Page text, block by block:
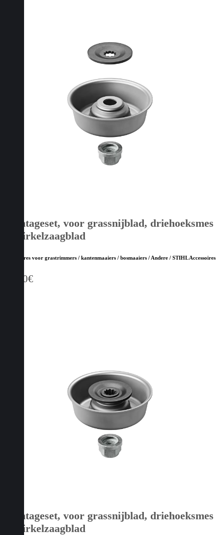
Montageset, voor grassnijblad, driehoeksmes
en cirkelzaagblad
Accessoires voor grastrimmers / kantenmaaiers / bosmaaiers / Andere / STIHL Accessoires
11,20€
Montageset, voor grassnijblad, driehoeksmes
en cirkelzaagblad